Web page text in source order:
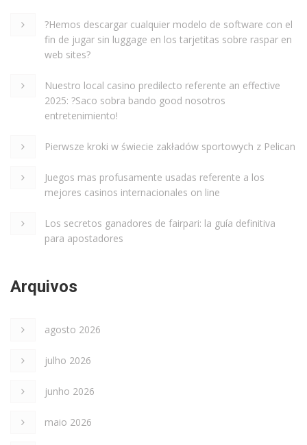
?Hemos descargar cualquier modelo de software con el
fin de jugar sin luggage en los tarjetitas sobre raspar en
web sites?
Nuestro local casino predilecto referente an effective
2025: ?Saco sobra bando good nosotros
entretenimiento!
Pierwsze kroki w świecie zakładów sportowych z Pelican
Juegos mas profusamente usadas referente a los
mejores casinos internacionales on line
Los secretos ganadores de fairpari: la guía definitiva
para apostadores
Arquivos
agosto 2026
julho 2026
junho 2026
maio 2026